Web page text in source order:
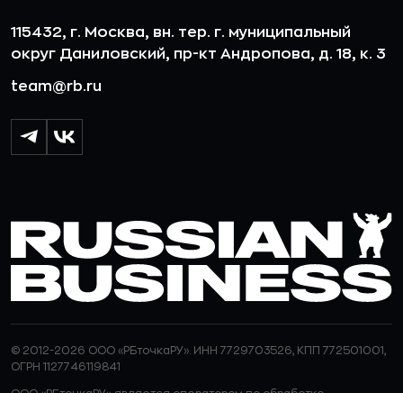
115432, г. Москва, вн. тер. г. муниципальный
округ Даниловский, пр-кт Андропова, д. 18, к. 3
team@rb.ru
© 2012-2026 ООО «РБточкаРУ». ИНН 7729703526, КПП 772501001,
ОГРН 1127746119841